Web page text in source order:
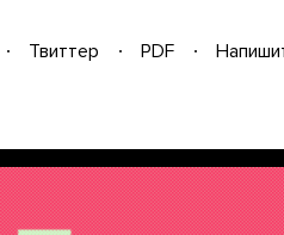
Твиттер PDF